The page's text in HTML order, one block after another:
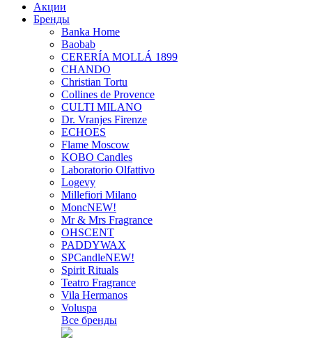
Акции
Бренды
Banka Home
Baobab
CERERÍA MOLLÁ 1899
CHANDO
Christian Tortu
Collines de Provence
CULTI MILANO
Dr. Vranjes Firenze
ECHOES
Flame Moscow
KOBO Candles
Laboratorio Olfattivo
Logevy
Millefiori Milano
MoncNEW!
Mr & Mrs Fragrance
OHSCENT
PADDYWAX
SPCandleNEW!
Spirit Rituals
Teatro Fragrance
Vila Hermanos
Voluspa
Все бренды